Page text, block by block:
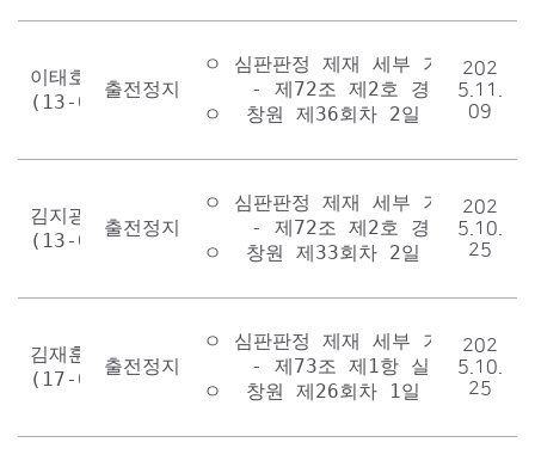
이태호
(13-022)
출전정지 1회
ㅇ 심판판정 제재 세부 기준표
- 제72조 제2호 경고을 받은
ㅇ  창원 제36회차 2일 선발 4경주
202
5.11.
09
김지광
(13-008)
출전정지 1회
ㅇ 심판판정 제재 세부 기준표
- 제72조 제2호 경고을 받은
ㅇ  창원 제33회차 2일 우수 5경
202
5.10.
25
김재훈
(17-007)
출전정지 2회
ㅇ 심판판정 제재 세부 기준표
- 제73조 제1항 실격을 받은
ㅇ  창원 제26회차 1일 선발 5경
202
5.10.
25